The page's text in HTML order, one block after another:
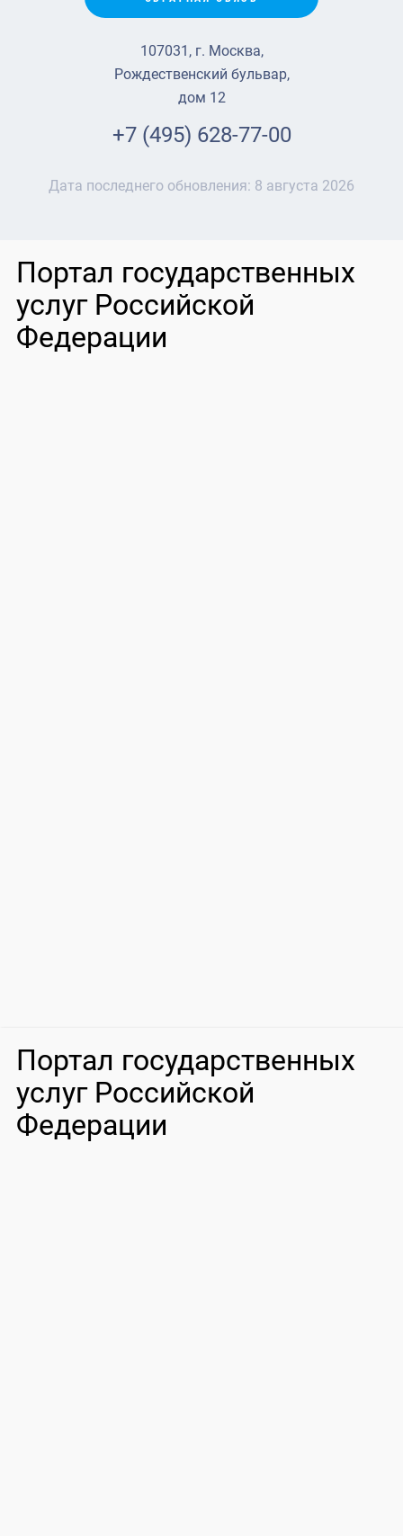
107031, г. Москва,
Рождественский бульвар,
дом 12
+7 (495) 628-77-00
Дата последнего обновления: 8 августа 2026
Портал государственных
услуг Российской
Федерации
Портал государственных
услуг Российской
Федерации